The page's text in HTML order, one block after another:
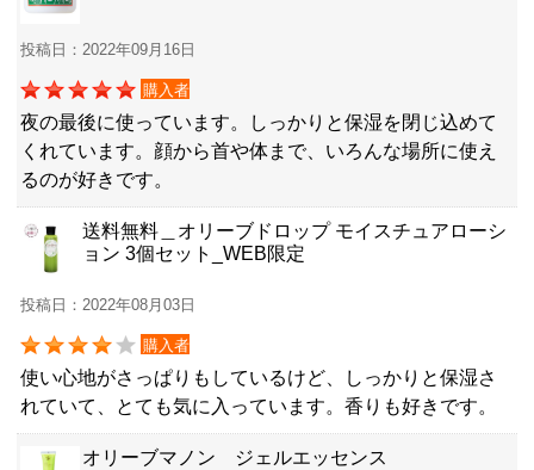
投稿日：2022年09月16日
購入者
夜の最後に使っています。しっかりと保湿を閉じ込めて
くれています。顔から首や体まで、いろんな場所に使え
るのが好きです。
送料無料＿オリーブドロップ モイスチュアローシ
ョン 3個セット_WEB限定
投稿日：2022年08月03日
購入者
使い心地がさっぱりもしているけど、しっかりと保湿さ
れていて、とても気に入っています。香りも好きです。
オリーブマノン ジェルエッセンス